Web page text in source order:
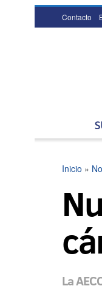
Contacto
Inicio »
La